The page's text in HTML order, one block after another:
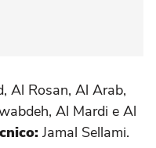
Al Rosan, Al Arab,
Al Mardi e Al
Jamal Sellami.